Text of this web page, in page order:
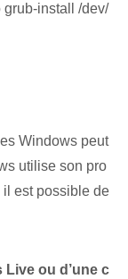
install /dev/
⁤Windows⁢ peut
⁤utilise ⁣son pro
il est possible de
Live ou d’une c